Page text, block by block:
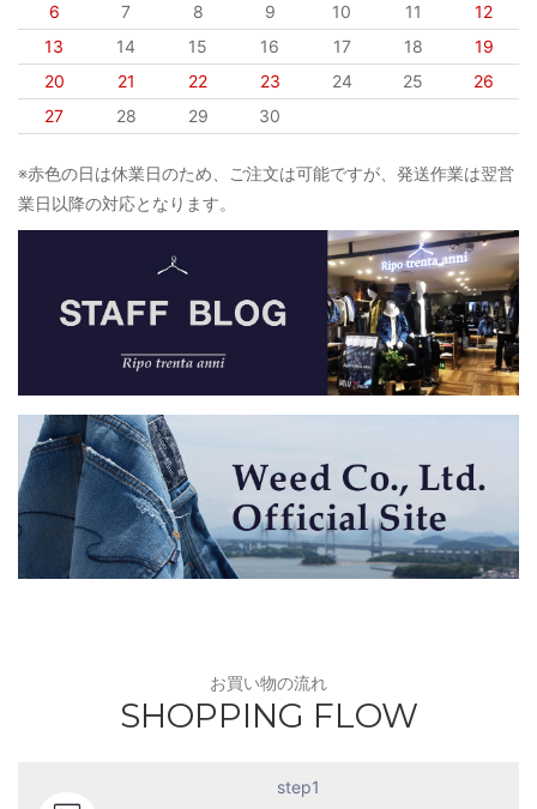
6
7 8 9 10 11
12
13
14 15 16 17 18
19
20
21 22 23 24 25
26
27
28 29 30
※赤色の日は休業日のため、ご注文は可能ですが、発送作業は翌営
業日以降の対応となります。
お買い物の流れ
SHOPPING FLOW
step1